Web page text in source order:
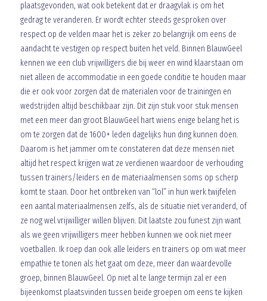
plaatsgevonden, wat ook betekent dat er draagvlak is om het
gedrag te veranderen. Er wordt echter steeds gesproken over
respect op de velden maar het is zeker zo belangrijk om eens de
aandacht te vestigen op respect buiten het veld. Binnen BlauwGeel
kennen we een club vrijwilligers die bij weer en wind klaarstaan om
niet alleen de accommodatie in een goede conditie te houden maar
die er ook voor zorgen dat de materialen voor de trainingen en
wedstrijden altijd beschikbaar zijn. Dit zijn stuk voor stuk mensen
met een meer dan groot BlauwGeel hart wiens enige belang het is
om te zorgen dat de 1600+ leden dagelijks hun ding kunnen doen.
Daarom is het jammer om te constateren dat deze mensen niet
altijd het respect krijgen wat ze verdienen waardoor de verhouding
tussen trainers/leiders en de materiaalmensen soms op scherp
komt te staan. Door het ontbreken van “lol” in hun werk twijfelen
een aantal materiaalmensen zelfs, als de situatie niet veranderd, of
ze nog wel vrijwilliger willen blijven. Dit laatste zou funest zijn want
als we geen vrijwilligers meer hebben kunnen we ook niet meer
voetballen. Ik roep dan ook alle leiders en trainers op om wat meer
empathie te tonen als het gaat om deze, meer dan waardevolle
groep, binnen BlauwGeel. Op niet al te lange termijn zal er een
bijeenkomst plaatsvinden tussen beide groepen om eens te kijken